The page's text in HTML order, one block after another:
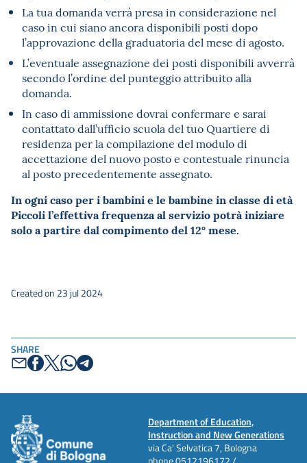
SHARE
La tua domanda verrà presa in considerazione nel
caso in cui siano ancora disponibili posti dopo
l’approvazione della graduatoria del mese di agosto.
L’eventuale assegnazione dei posti disponibili avverrà
secondo l’ordine del punteggio attribuito alla
domanda.
In caso di ammissione dovrai confermare e sarai
contattato dall’ufficio scuola del tuo Quartiere di
residenza per la compilazione del modulo di
accettazione del nuovo posto e contestuale rinuncia
al posto precedentemente assegnato.
In ogni caso per i bambini e le bambine in classe di età
Piccoli l’effettiva frequenza al servizio potrà iniziare
solo a partire dal compimento del 12° mese.
Created on 23 jul 2024
Department of Education,
Instruction and New Generations
via Ca' Selvatica 7, Bologna